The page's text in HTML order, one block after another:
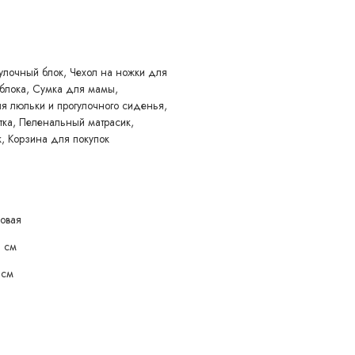
тревел-систему для прогулок и путешествий.
блок, Чехол на ножки для
блока, Сумка для мамы,
и прогулочного сиденья,
Пеленальный матрасик,
Корзина для покупок
см